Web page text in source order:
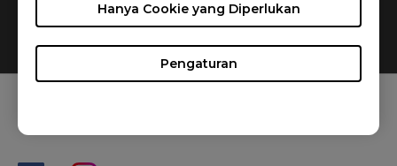
Pengaturan
Hanya Cookie yang Diperlukan